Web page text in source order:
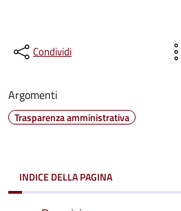
Condividi
Argomenti
Trasparenza amministrativa
INDICE DELLA PAGINA